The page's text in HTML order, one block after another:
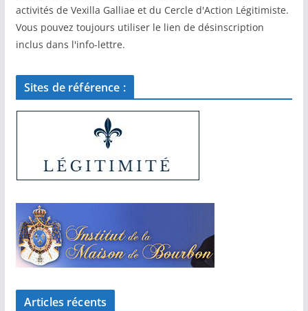
activités de Vexilla Galliae et du Cercle d'Action Légitimiste.
Vous pouvez toujours utiliser le lien de désinscription
inclus dans l'info-lettre.
Sites de référence :
Articles récents